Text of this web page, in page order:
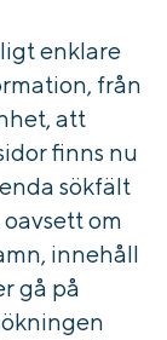
enklare
från
att
finns nu
sökfält
om
innehåll
gå på